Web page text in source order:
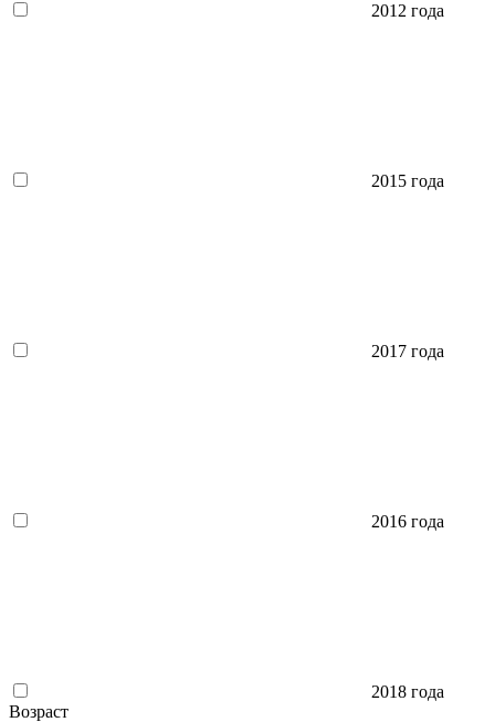
2012 года
2015 года
2017 года
2016 года
2018 года
Возраст